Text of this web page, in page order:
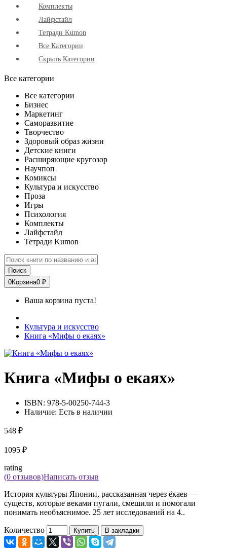
Комплекты
Лайфстайл
Тетради Kumon
Все Категории
Скрыть Категории
Все категории
Все категории
Бизнес
Маркетинг
Саморазвитие
Творчество
Здоровый образ жизни
Детские книги
Расширяющие кругозор
Научпоп
Комиксы
Культура и искусство
Проза
Игры
Психология
Комплекты
Лайфстайл
Тетради Kumon
Поиск
0Корзина0 ₽
Ваша корзина пуста!
Культура и искусство
Книга «Мифы о екаях»
Книга «Мифы о екаях»
ISBN: 978-5-00250-744-3
Наличие: Есть в наличии
548 ₽
1095 ₽
rating
(0 отзывов)Написать отзыв
История культуры Японии, рассказанная через ёкаев —
существ, которые веками пугали, смешили и помогали
понимать необъяснимое. 25 лет исследований на 4..
Количество Купить В закладки